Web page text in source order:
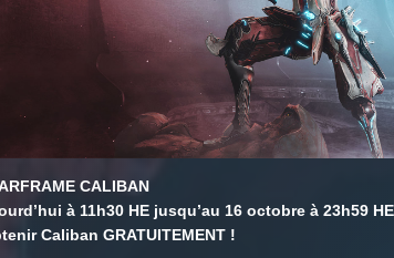
CALIBAN
à 11h30 HE jusqu’au 16 octobre à 23h59
Caliban GRATUITEMENT !